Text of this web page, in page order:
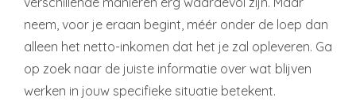
neem, voor je eraan begint, méér onder de loep dan
alleen het netto-inkomen dat het je zal opleveren. Ga
op zoek naar de juiste informatie over wat blijven
werken in jouw specifieke situatie betekent.